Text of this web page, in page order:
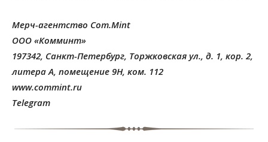
Мерч-агентство Com.Mint
ООО «Комминт»
197342, Санкт-Петербург, Торжковская ул., д. 1, кор. 2,
литера А, помещение 9Н, ком. 112
www.commint.ru
Telegram